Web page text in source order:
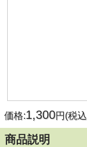
価格:1,300円(税込
商品説明